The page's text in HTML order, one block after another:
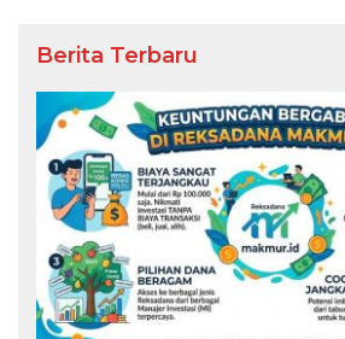
Berita Terbaru